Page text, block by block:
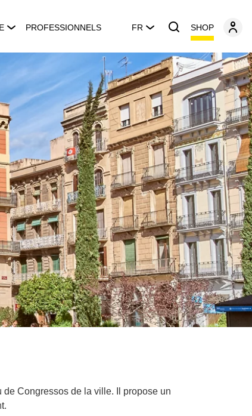
PROFESSIONNELS FR SHOP
Congressos de la ville. Il propose un